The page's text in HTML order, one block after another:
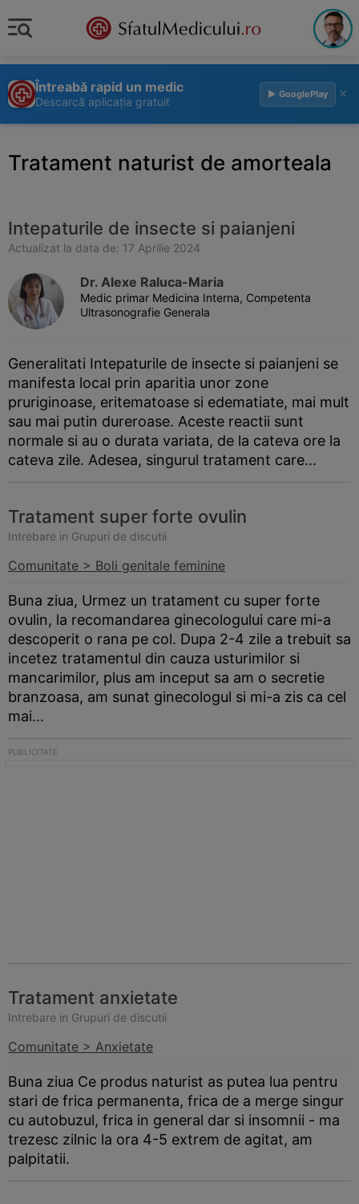
Întreabă rapid un medic
Descarcă aplicația gratuit
▶ GooglePlay ×
Tratament naturist de amorteala
Intepaturile de insecte si paianjeni
Actualizat la data de: 17 Aprilie 2024
Dr. Alexe Raluca-Maria
Medic primar Medicina Interna, Competenta
Ultrasonografie Generala
Generalitati Intepaturile de insecte si paianjeni se
manifesta local prin aparitia unor zone
pruriginoase, eritematoase si edematiate, mai mult
sau mai putin dureroase. Aceste reactii sunt
normale si au o durata variata, de la cateva ore la
cateva zile. Adesea, singurul tratament care...
Tratament super forte ovulin
Intrebare in Grupuri de discutii
Comunitate > Boli genitale feminine
Buna ziua, Urmez un tratament cu super forte
ovulin, la recomandarea ginecologului care mi-a
descoperit o rana pe col. Dupa 2-4 zile a trebuit sa
incetez tratamentul din cauza usturimilor si
mancarimilor, plus am inceput sa am o secretie
branzoasa, am sunat ginecologul si mi-a zis ca cel
mai...
Tratament anxietate
Intrebare in Grupuri de discutii
Comunitate > Anxietate
Buna ziua Ce produs naturist as putea lua pentru
stari de frica permanenta, frica de a merge singur
cu autobuzul, frica in general dar si insomnii - ma
trezesc zilnic la ora 4-5 extrem de agitat, am
palpitatii.